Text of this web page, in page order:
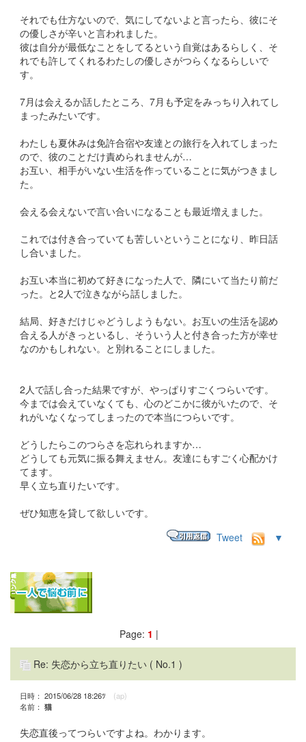
それでも仕方ないので、気にしてないよと言ったら、彼にそ
の優しさが辛いと言われました。
彼は自分が最低なことをしてるという自覚はあるらしく、そ
れでも許してくれるわたしの優しさがつらくなるらしいで
す。
7月は会えるか話したところ、7月も予定をみっちり入れてし
まったみたいです。
わたしも夏休みは免許合宿や友達との旅行を入れてしまった
ので、彼のことだけ責められませんが…
お互い、相手がいない生活を作っていることに気がつきまし
た。
会える会えないで言い合いになることも最近増えました。
これでは付き合っていても苦しいということになり、昨日話
し合いました。
お互い本当に初めて好きになった人で、隣にいて当たり前だ
った。と2人で泣きながら話しました。
結局、好きだけじゃどうしようもない。お互いの生活を認め
合える人がきっといるし、そういう人と付き合った方が幸せ
なのかもしれない。と別れることにしました。
2人で話し合った結果ですが、やっぱりすごくつらいです。
今までは会えていなくても、心のどこかに彼がいたので、そ
れがいなくなってしまったので本当につらいです。
どうしたらこのつらさを忘れられますか…
どうしても元気に振る舞えません。友達にもすごく心配かけ
てます。
早く立ち直りたいです。
ぜひ知恵を貸して欲しいです。
Tweet
▼
Page: 1 |
Re: 失恋から立ち直りたい ( No.1 )
日時： 2015/06/28 18:26ﾂ (ap)
名前： 猫
失恋直後ってつらいですよね。わかります。